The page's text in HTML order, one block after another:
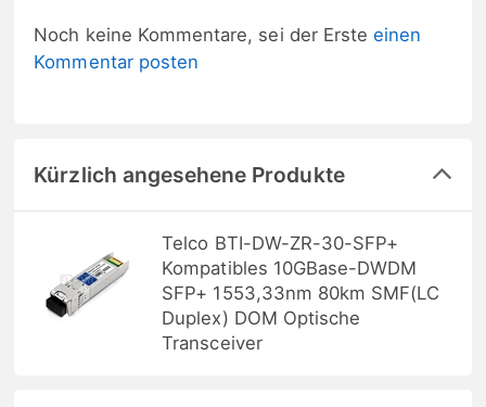
Noch keine Kommentare, sei der Ersteeinen
Kommentar posten
Kürzlich angesehene Produkte
Telco BTI-DW-ZR-30-SFP+
Kompatibles 10GBase-DWDM
SFP+ 1553,33nm 80km SMF(LC
Duplex) DOM Optische
Transceiver